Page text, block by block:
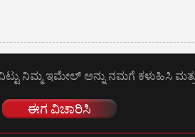
ನಿಮ್ಮ ಇಮೇಲ್ ಅನ್ನು ನಮಗೆ ಕಳುಹಿಸಿ
ಈಗ ವಿಚಾರಿಸಿ